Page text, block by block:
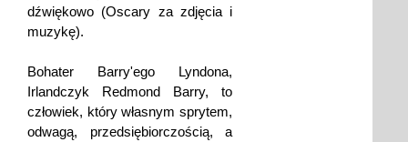
dźwiękowo (Oscary za zdjęcia i
muzykę).
Bohater Barry'ego Lyndona,
Irlandczyk Redmond Barry, to
człowiek, który własnym sprytem,
odwagą, przedsiębiorczością, a